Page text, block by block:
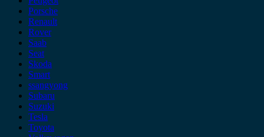
Porsche
Renault
Rover
Saab
Seat
Skoda
Smart
ssangyong
Subaru
Suzuki
Tesla
Toyota